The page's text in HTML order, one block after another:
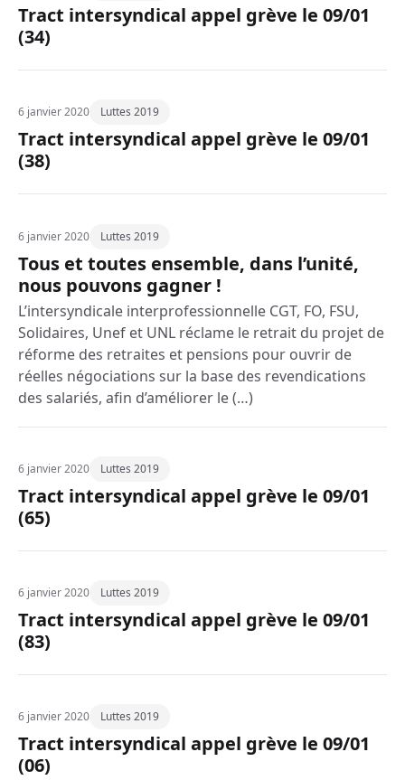
Tract intersyndical appel grève le 09/01
(34)
6 janvier 2020 Luttes 2019
Tract intersyndical appel grève le 09/01
(38)
6 janvier 2020 Luttes 2019
Tous et toutes ensemble, dans l’unité,
nous pouvons gagner !
L’intersyndicale interprofessionnelle CGT, FO, FSU,
Solidaires, Unef et UNL réclame le retrait du projet de
réforme des retraites et pensions pour ouvrir de
réelles négociations sur la base des revendications
des salariés, afin d’améliorer le (…)
6 janvier 2020 Luttes 2019
Tract intersyndical appel grève le 09/01
(65)
6 janvier 2020 Luttes 2019
Tract intersyndical appel grève le 09/01
(83)
6 janvier 2020 Luttes 2019
Tract intersyndical appel grève le 09/01
(06)